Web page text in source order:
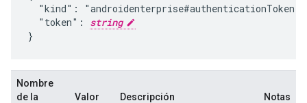
  "kind": "androidenterprise#authenticationToken",
  "token":
string
}
Nombre
de la
Valor Descripción Notas